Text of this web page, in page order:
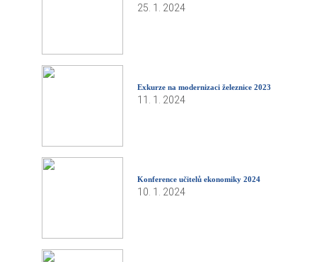
25. 1. 2024
Exkurze na modernizaci železnice 2023
11. 1. 2024
Konference učitelů ekonomiky 2024
10. 1. 2024